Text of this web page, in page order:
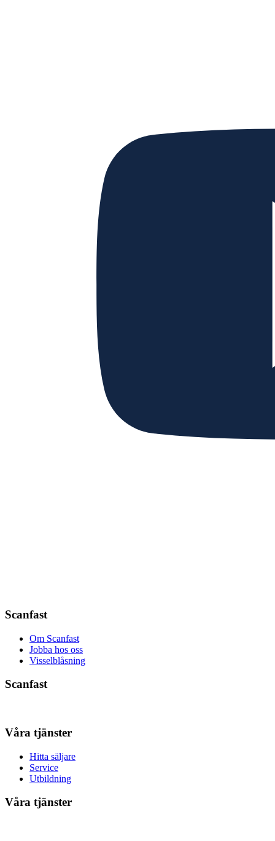
Scanfast
Om Scanfast
Jobba hos oss
Visselblåsning
Scanfast
Våra tjänster
Hitta säljare
Service
Utbildning
Våra tjänster